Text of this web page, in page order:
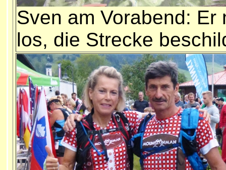
Sven am Vorabend: Er
los, die Strecke